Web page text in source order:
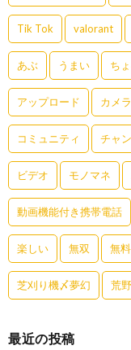
Tik Tok valorant
あぶ うまい ち
アップロード カメ
コミュニティ チャ
ビデオ モノマネ
動画機能付き携帯電話
楽しい 無双 無料
芝刈り機〆夢幻 荒
最近の投稿